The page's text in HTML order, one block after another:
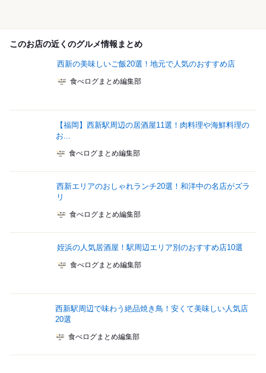
このお店の近くのグルメ情報まとめ
西新の美味しいご飯20選！地元で人気のおすすめ店
食べログまとめ編集部
【福岡】西新駅周辺の居酒屋11選！肉料理や海鮮料理の
お...
食べログまとめ編集部
西新エリアのおしゃれランチ20選！和洋中の名店がズラ
リ
食べログまとめ編集部
姪浜の人気居酒屋！駅周辺エリア別のおすすめ店10選
食べログまとめ編集部
西新駅周辺で味わう絶品焼き鳥！安くて美味しい人気店
20選
食べログまとめ編集部